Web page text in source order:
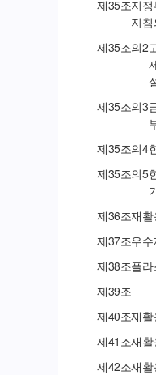
제35조지
지
제35조의2
제35조의3
제35조의4
제35조의5
제36조재활
제37조우
제38조플
제39조
제40조재
제41 조재활
제42조재활